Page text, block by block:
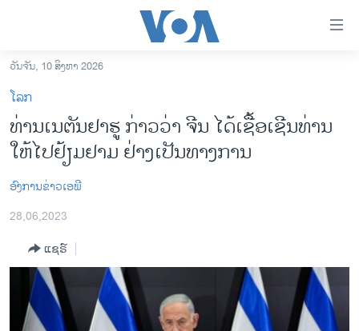
ເຂົ້າ
ຫາ
ຂ້າມ
ຂ້າມ
ຂ້າມ
ຫາ
ຊອກ
ຄົ້ນ
ລາວ
ອາເມຣິກາ
ການເລືອກຕັ້ງ ປະທານາທີບໍດີ ສະຫະລັດ 2024
ຂ່າວ​ຈີນ
ໂລກ
ເອເຊຍ
ອິດສະຫຼະພາບດ້ານການຂ່າວ
ຊີວິດຊາວລາວ
ວັນຈັນ, 10 ສິງຫາ 2026
ໂລກ
ທ່ານເນຕັນຢາຮູ ກ່າວວ່າ ຈີນ ໄດ້ເຊື້ອເຊີນທ່ານ
ໃຫ້ໄປຢ້ຽມຢາມ ຢ່າງເປັນທາງການ
ອົງການຂ່າວເອພີ
28,06,2023
ແຊຣ໌